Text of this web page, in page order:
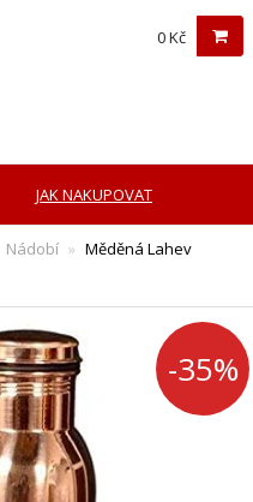
0 Kč
JAK NAKUPOVAT
Nádobí Měděná Lahev
-35%